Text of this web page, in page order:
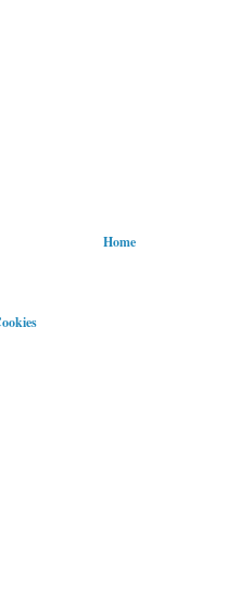
Home